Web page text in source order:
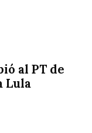
al PT de
Lula